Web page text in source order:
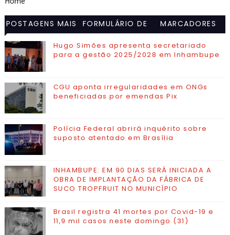
POSTAGENS MAIS
VISITADAS
FORMULÁRIO DE
MARCADORES
Hugo Simões apresenta secretariado
para a gestão 2025/2028 em Inhambupe
CGU aponta irregularidades em ONGs
beneficiadas por emendas Pix
Polícia Federal abrirá inquérito sobre
suposto atentado em Brasília
INHAMBUPE: EM 90 DIAS SERÁ INICIADA A
OBRA DE IMPLANTAÇÃO DA FÁBRICA DE
SUCO TROPFRUIT NO MUNICÍPIO
Brasil registra 41 mortes por Covid-19 e
11,9 mil casos neste domingo (31)